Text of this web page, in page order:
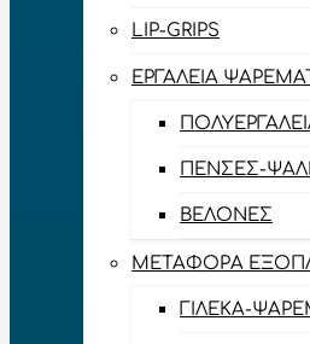
LIP-GRIPS
EΡΓΑΛΕΊΑ
ΠΈΝΣΕΣ-
ΒΕΛΌΝΕΣ
ΜΕΤΑΦΟΡΆ
ΓΙΛΈΚΑ-